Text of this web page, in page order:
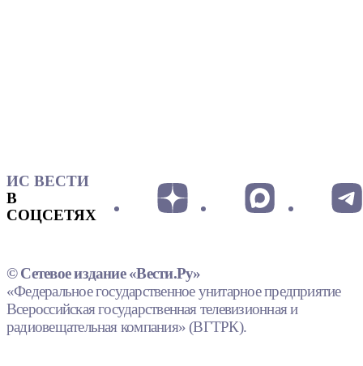
ИС ВЕСТИ
В
СОЦСЕТЯХ
© Сетевое издание «Вести.Ру»
«Федеральное государственное унитарное предприятие
Всероссийская государственная телевизионная и
радиовещательная компания» (ВГТРК).